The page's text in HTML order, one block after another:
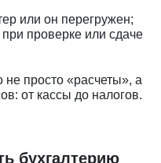
или он перегружен;
проверке или сдаче
не просто «расчеты», а
от кассы до налогов.
бухгалтерию